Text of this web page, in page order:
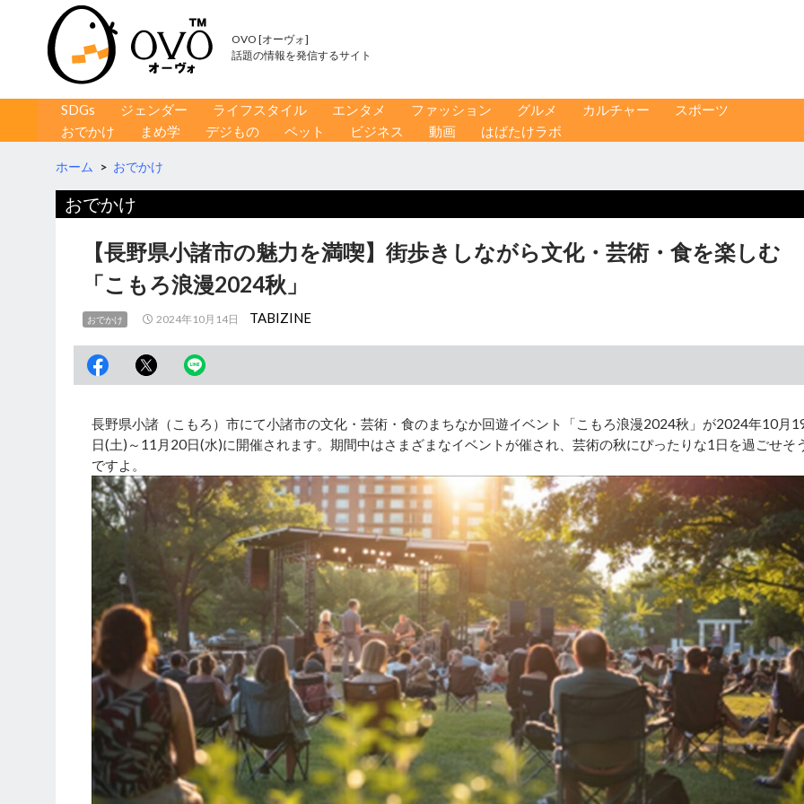
OVO [オーヴォ]
話題の情報を発信するサイト
コンテンツへ移動
SDGs ジェンダー ライフスタイル エンタメ ファッション グルメ カルチャー
スポーツ
おでかけ
まめ学 デジもの ペット ビジネス 動画 はばたけラボ
ホーム > おでかけ
おでかけ
【長野県小諸市の魅力を満喫】街歩きしながら文化・芸術・食を楽しむ
「こもろ浪漫2024秋」
おでかけ 2024年10月14日 TABIZINE
長野県小諸（こもろ）市にて小諸市の文化・芸術・食のまちなか回遊イベント「こもろ浪漫2024秋」が2024年10月
日(土)～11月20日(水)に開催されます。期間中はさまざまなイベントが催され、芸術の秋にぴったりな1日を過ごせそ
ですよ。